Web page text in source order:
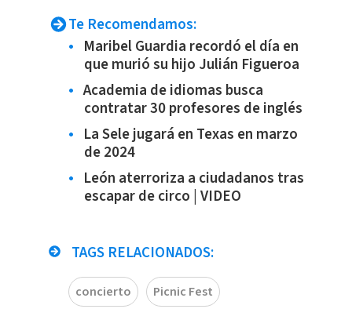
Te Recomendamos:
Maribel Guardia recordó el día en
que murió su hijo Julián Figueroa
Academia de idiomas busca
contratar 30 profesores de inglés
La Sele jugará en Texas en marzo
de 2024
León aterroriza a ciudadanos tras
escapar de circo | VIDEO
TAGS RELACIONADOS:
concierto Picnic Fest